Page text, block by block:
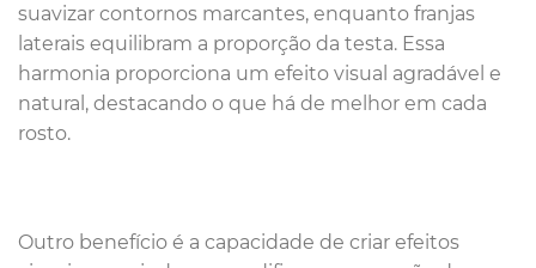
suavizar contornos marcantes, enquanto franjas
laterais equilibram a proporção da testa. Essa
harmonia proporciona um efeito visual agradável e
natural, destacando o que há de melhor em cada
rosto.
Outro benefício é a capacidade de criar efeitos